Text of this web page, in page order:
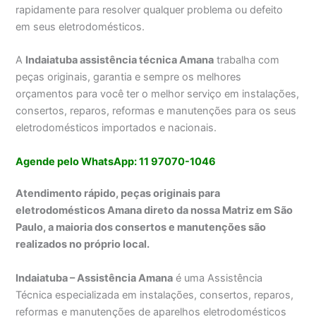
rapidamente para resolver qualquer problema ou defeito
em seus eletrodomésticos.
A Indaiatuba assistência técnica Amana trabalha com
peças originais, garantia e sempre os melhores
orçamentos para você ter o melhor serviço em instalações,
consertos, reparos, reformas e manutenções para os seus
eletrodomésticos importados e nacionais.
Agende pelo WhatsApp: 11 97070-1046
Atendimento rápido, peças originais para
eletrodomésticos Amana direto da nossa Matriz em São
Paulo, a maioria dos consertos e manutenções são
realizados no próprio local.
Indaiatuba – Assistência Amana é uma Assistência
Técnica especializada em instalações, consertos, reparos,
reformas e manutenções de aparelhos eletrodomésticos